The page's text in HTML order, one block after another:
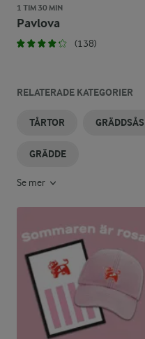
1 TIM 30 MIN
Pavlova
(138)
RELATERADE KATEGORIER
TÅRTOR GRÄDDSÅS
GRÄDDE
Se mer